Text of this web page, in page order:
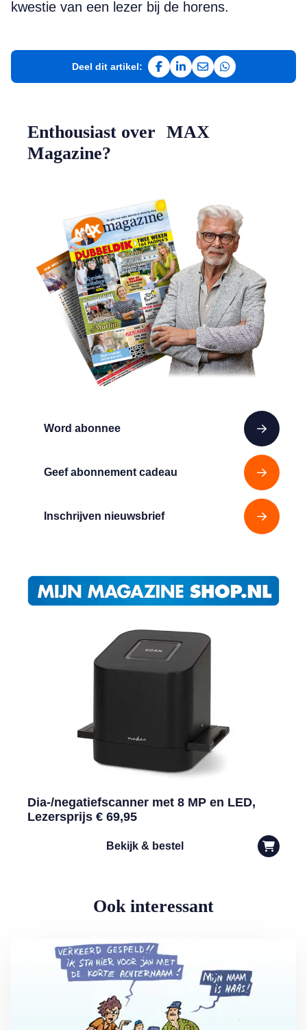
kwestie van een lezer bij de horens.
Deel dit artikel:
Deel op Facebook
Deel op LinkedIn
Deel via e-mail
Deel via
Word abonnee
Geef abonnement cadeau
Inschrijven nieuwsbrief
Enthousiast over MAX
Magazine?
Dia-/negatiefscanner met 8 MP en LED,
Lezersprijs € 69,95
Bekijk & bestel
Ook interessant
Lees meer over Vliegticket boeken? Let op de spelling!